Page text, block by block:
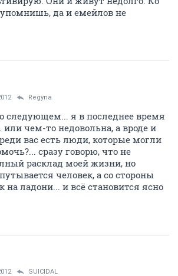
да и емейлов не
Regyna
следующем... я в последнее время
или чем-то недовольна, а вроде и
вас есть люди, которые могли
сразу говорю, что не
расклад моей жизни, но
человек, а со стороны
на ладони... и всё становится ясно
SUICIDAL